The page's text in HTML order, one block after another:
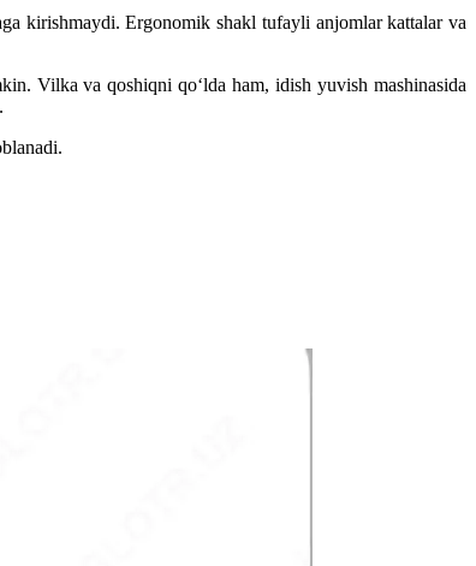
kirishmaydi. Ergonomik shakl tufayli anjomlar kattalar va
Vilka va qoshiqni qo‘lda ham, idish yuvish mashinasida